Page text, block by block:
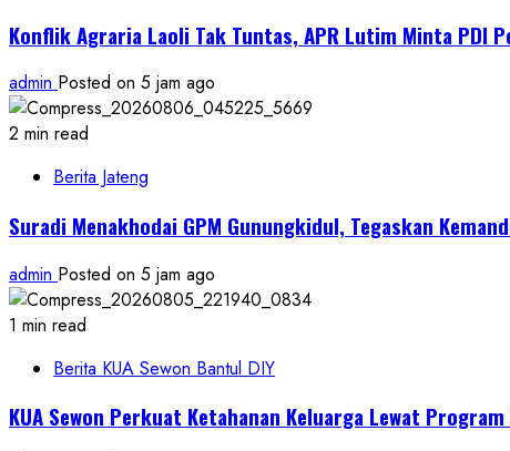
Konflik Agraria Laoli Tak Tuntas, APR Lutim Minta PDI
admin Posted on 5 jam ago
2 min read
Berita Jateng
Suradi Menakhodai GPM Gunungkidul, Tegaskan
admin Posted on 5 jam ago
1 min read
Berita KUA Sewon Bantul DIY
KUA Sewon Perkuat Ketahanan Keluarga Lewat Program